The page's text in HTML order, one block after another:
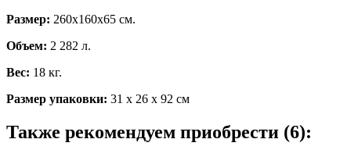
Размер: 260х160х65 см.
Объем: 2 282 л.
Вес: 18 кг.
Размер упаковки: 31 х 26 х 92 см
Также рекомендуем приобрести (6):